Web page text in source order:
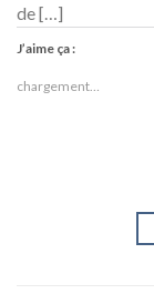
de […]
J’aime ça :
chargement…